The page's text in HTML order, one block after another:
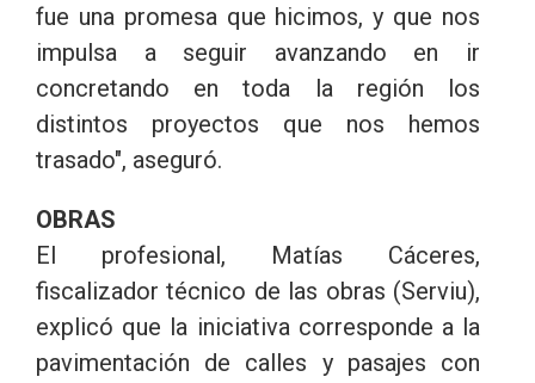
fue una promesa que hicimos, y que nos
impulsa a seguir avanzando en ir
concretando en toda la región los
distintos proyectos que nos hemos
trasado", aseguró.
OBRAS
El profesional, Matías Cáceres,
fiscalizador técnico de las obras (Serviu),
explicó que la iniciativa corresponde a la
pavimentación de calles y pasajes con